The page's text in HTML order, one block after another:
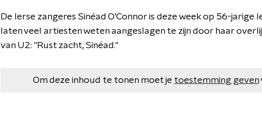
De Ierse zangeres Sinéad O’Connor is deze week op 56-
laten veel artiesten weten aangeslagen te zijn door haar
van U2: "Rust zacht, Sinéad."
Om deze inhoud te tonen moet je toestemming geven